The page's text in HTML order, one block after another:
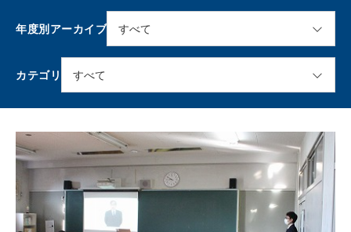
年度別アーカイブ
カテゴリ